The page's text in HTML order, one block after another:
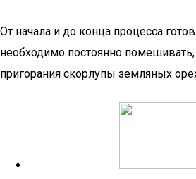
От начала и до конца процесса
необходимо постоянно
пригорания скорлупы земляных